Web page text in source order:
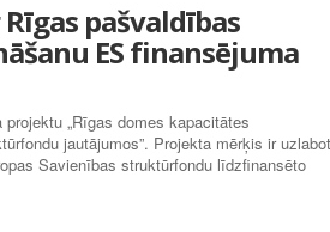
pašvaldības
ES finansējuma
„Rīgas domes kapacitātes
jautājumos”. Projekta mērķis ir uzlabot
Savienības struktūrfondu līdzfinansēto